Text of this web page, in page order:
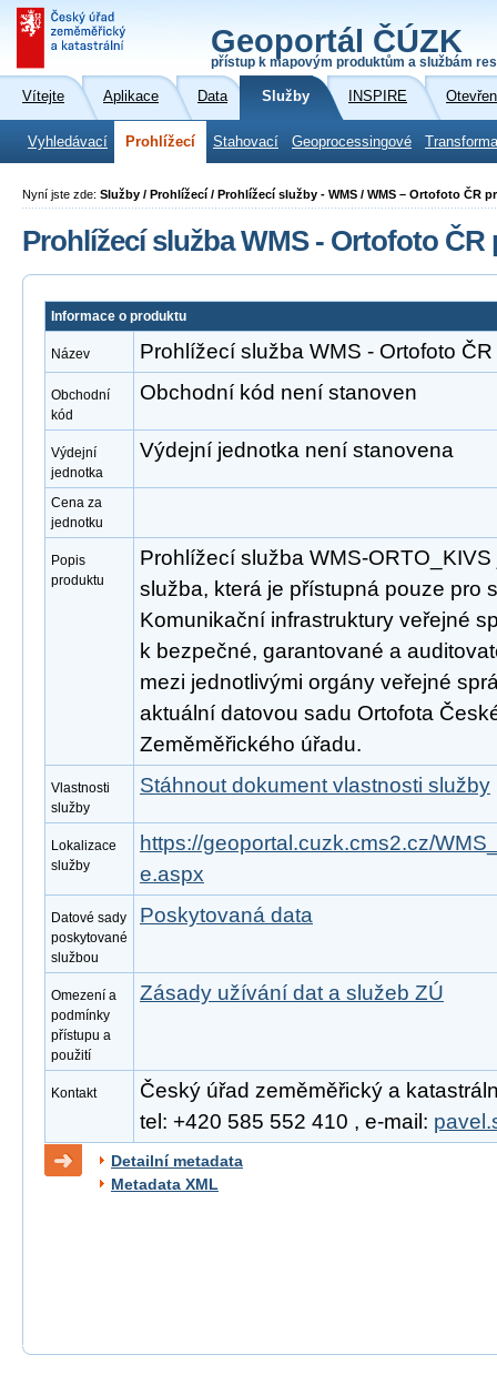
Geoportál ČÚZK
přístup k mapovým produktům a službám
Vítejte Aplikace Data Služby INSPIRE
Vyhledávací Prohlížecí Stahovací Geoprocessingové
Nyní jste zde: Služby / Prohlížecí / Prohlížecí služby - WMS / WMS – Ortofoto ČR
Prohlížecí služba WMS - Ortofoto ČR
Informace o produktu
Název Prohlížecí služba WMS - Ortofoto
Obchodní
kód
Obchodní kód není stanoven
Výdejní
jednotka
Výdejní jednotka není stanovena
Cena za
jednotku
Popis
produktu
Prohlížecí služba WMS-
služba, která je přístupná pouze pro
Komunikační infrastruktury veřejné
k bezpečné, garantované a
mezi jednotlivými orgány veřejné
aktuální datovou sadu Ortofota
Zeměměřického úřadu.
Vlastnosti
služby
Stáhnout dokument vlastnosti služby
Lokalizace
služby
https://geoportal.cuzk.cms2.cz/
e.aspx
Datové sady
poskytované
službou
Poskytovaná data
Omezení a
podmínky
přístupu a
použití
Zásady užívání dat a služeb ZÚ
Kontakt
Český úřad zeměměřický a
tel: +420 585 552 410 , e-mail:
Detailní metadata
Metadata XML